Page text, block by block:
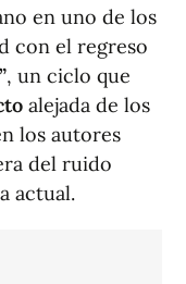
en uno de los
con el regreso
, un ciclo que
alejada de los
los autores
del ruido
actual.